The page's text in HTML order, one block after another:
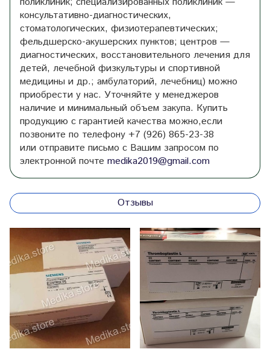
консультативно-диагностических,
стоматологических, физиотерапевтических;
фельдшерско-акушерских пунктов; центров —
диагностических, восстановительного лечения для
детей, лечебной физкультуры и спортивной
медицины и др.; амбулаторий, лечебниц) можно
приобрести у нас. Уточняйте у менеджеров
наличие и минимальный объем закупа. Купить
продукцию с гарантией качества можно,если
позвоните по телефону +7 (926) 865-23-38
или отправите письмо с Вашим запросом по
электронной почте medika2019@gmail.com
Отзывы